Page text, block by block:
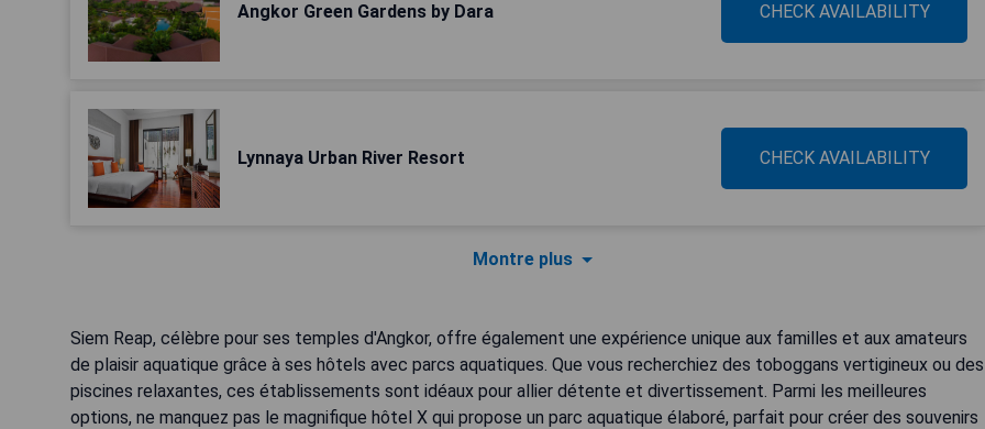
Angkor Green Gardens by Dara CHECK AVAILABILITY
Lynnaya Urban River Resort CHECK AVAILABILITY
Montre plus
Siem Reap, célèbre pour ses temples d'Angkor, offre également une expérience unique aux familles et aux amateurs
de plaisir aquatique grâce à ses hôtels avec parcs aquatiques. Que vous recherchiez des toboggans vertigineux ou des
piscines relaxantes, ces établissements sont idéaux pour allier détente et divertissement. Parmi les meilleures
options, ne manquez pas le magnifique hôtel X qui propose un parc aquatique élaboré, parfait pour créer des souvenirs